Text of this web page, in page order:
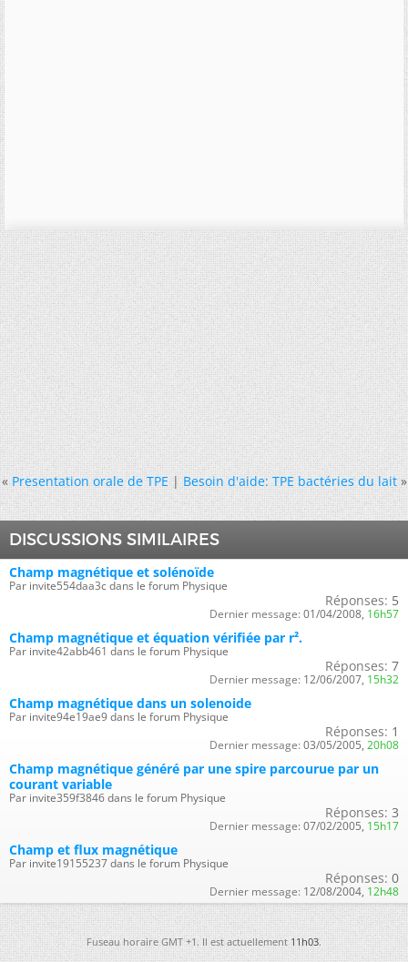
« Presentation orale de TPE|Besoin d'aide: TPE bactéries du lait »
DISCUSSIONS SIMILAIRES
Champ magnétique et solénoïde
Par invite554daa3c dans le forum Physique
Réponses: 5
Dernier message: 01/04/2008, 16h57
Champ magnétique et équation vérifiée par r².
Par invite42abb461 dans le forum Physique
Réponses: 7
Dernier message: 12/06/2007, 15h32
Champ magnétique dans un solenoide
Par invite94e19ae9 dans le forum Physique
Réponses: 1
Dernier message: 03/05/2005, 20h08
Champ magnétique généré par une spire parcourue par un
courant variable
Par invite359f3846 dans le forum Physique
Réponses: 3
Dernier message: 07/02/2005, 15h17
Champ et flux magnétique
Par invite19155237 dans le forum Physique
Réponses: 0
Dernier message: 12/08/2004, 12h48
Fuseau horaire GMT +1. Il est actuellement11h03.